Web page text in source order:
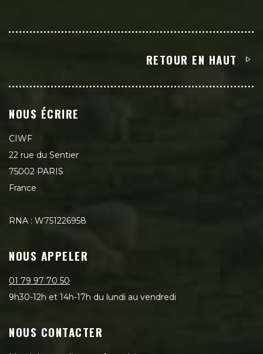
RETOUR EN HAUT
NOUS ÉCRIRE
CIWF
22 rue du Sentier
75002 PARIS
France
RNA : W751226958
NOUS APPELER
01 79 97 70 50
9h30-12h et 14h-17h du lundi au vendredi
NOUS CONTACTER